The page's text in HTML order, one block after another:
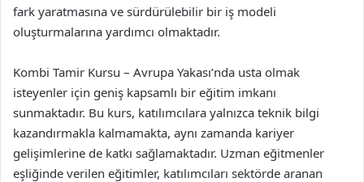
fark yaratmasına ve sürdürülebilir bir iş modeli
oluşturmalarına yardımcı olmaktadır.
Kombi Tamir Kursu – Avrupa Yakası’nda usta olmak
isteyenler için geniş kapsamlı bir eğitim imkanı
sunmaktadır. Bu kurs, katılımcılara yalnızca teknik bilgi
kazandırmakla kalmamakta, aynı zamanda kariyer
gelişimlerine de katkı sağlamaktadır. Uzman eğitmenler
eşliğinde verilen eğitimler, katılımcıları sektörde aranan